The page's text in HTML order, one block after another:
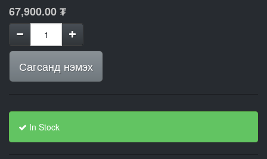
67,900.00₮
Сагсанд нэмэх
In Stock